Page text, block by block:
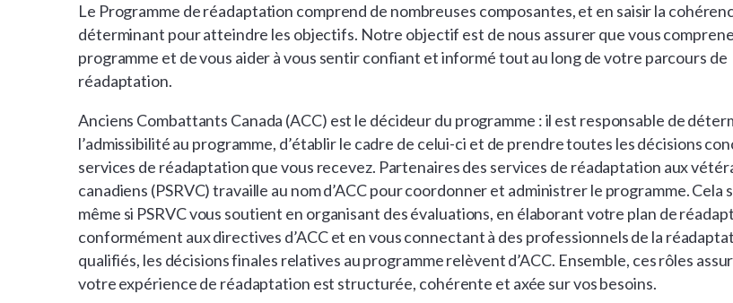
Le Programme de réadaptation comprend de nombreuses composantes, et en saisir la
déterminant pour atteindre les objectifs. Notre objectif est de nous assurer que vous
programme et de vous aider à vous sentir confiant et informé tout au long de votre parcours de
réadaptation.
Anciens Combattants Canada (ACC) est le décideur du programme : il est responsable de
l’admissibilité au programme, d’établir le cadre de celui-ci et de prendre toutes les décisions
services de réadaptation que vous recevez. Partenaires des services de réadaptation aux
canadiens (PSRVC) travaille au nom d’ACC pour coordonner et administrer le programme. Cela
même si PSRVC vous soutient en organisant des évaluations, en élaborant votre plan de
conformément aux directives d’ACC et en vous connectant à des professionnels de la
qualifiés, les décisions finales relatives au programme relèvent d’ACC. Ensemble, ces rôles
votre expérience de réadaptation est structurée, cohérente et axée sur vos besoins.